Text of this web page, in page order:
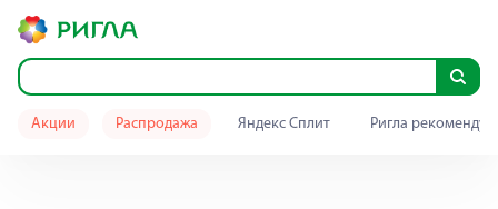
Акции Распродажа Яндекс Сплит Ригла